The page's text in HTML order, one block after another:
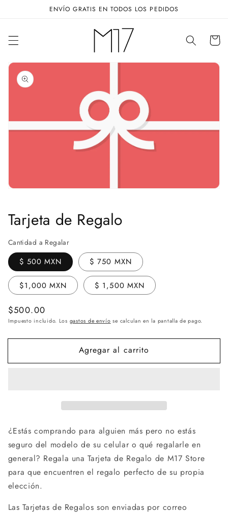
directamenteENVÍO GRATIS EN TODOS LOS PEDIDOS
Carrito
a la
información
del
Abrir
elemento
multimedia
Tarjeta de Regalo
Cantidad a Regalar
$ 500 MXN $ 750 MXN
$1,000 MXN $ 1,500 MXN
Precio
habitual
$500.00
Impuesto incluido. Los gastos de envío se calculan en la pantalla de pago.
Agregar al carrito
¿Estás comprando para alguien más pero no estás
seguro del modelo de su celular o qué regalarle en
general? Regala una Tarjeta de Regalo de M17 Store
para que encuentren el regalo perfecto de su propia
elección.
Las Tarjetas de Regalos son enviadas por correo